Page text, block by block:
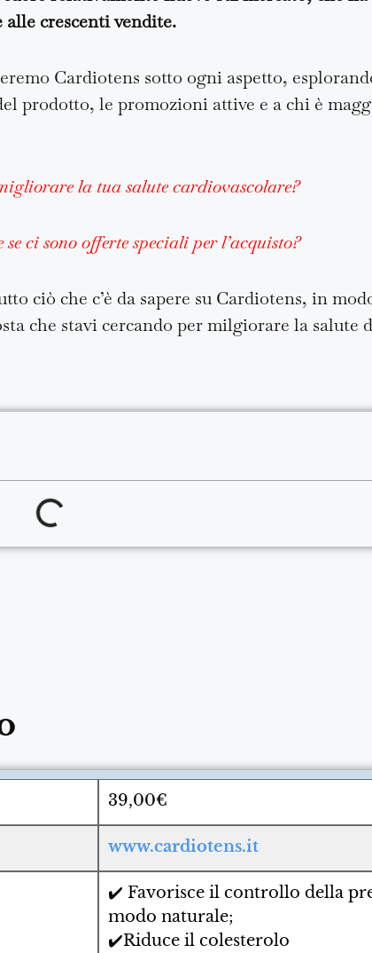
crescenti vendite.
Cardiotens sotto ogni aspetto,
prodotto, le promozioni attive e a chi è
la tua salute cardiovascolare?
ci sono offerte speciali per l’acquisto?
ciò che c’è da sapere su Cardiotens, in
che stavi cercando per milgiorare la salute
39,00€
www.cardiotens.it
✔️ Favorisce il controllo della
modo naturale;
✔️Riduce il colesterolo